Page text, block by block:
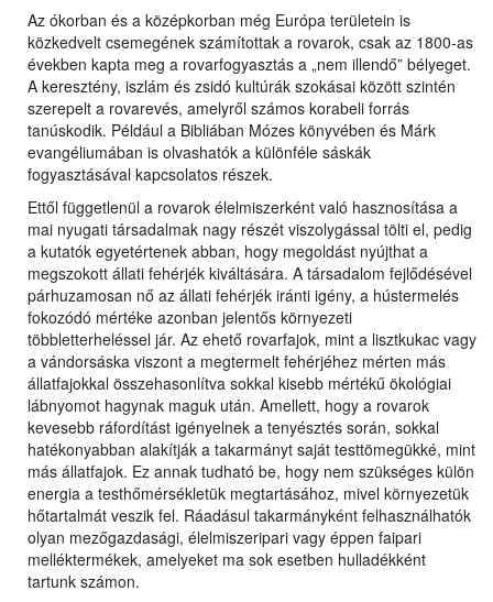
Az ókorban és a középkorban még Európa területein is
közkedvelt csemegének számítottak a rovarok, csak az 1800-as
években kapta meg a rovarfogyasztás a „nem illendő” bélyeget.
A keresztény, iszlám és zsidó kultúrák szokásai között szintén
szerepelt a rovarevés, amelyről számos korabeli forrás
tanúskodik. Például a Bibliában Mózes könyvében és Márk
evangéliumában is olvashatók a különféle sáskák
fogyasztásával kapcsolatos részek.
Ettől függetlenül a rovarok élelmiszerként való hasznosítása a
mai nyugati társadalmak nagy részét viszolygással tölti el, pedig
a kutatók egyetértenek abban, hogy megoldást nyújthat a
megszokott állati fehérjék kiváltására. A társadalom fejlődésével
párhuzamosan nő az állati fehérjék iránti igény, a hústermelés
fokozódó mértéke azonban jelentős környezeti
többletterheléssel jár. Az ehető rovarfajok, mint a lisztkukac vagy
a vándorsáska viszont a megtermelt fehérjéhez mérten más
állatfajokkal összehasonlítva sokkal kisebb mértékű ökológiai
lábnyomot hagynak maguk után. Amellett, hogy a rovarok
kevesebb ráfordítást igényelnek a tenyésztés során, sokkal
hatékonyabban alakítják a takarmányt saját testtömegükké, mint
más állatfajok. Ez annak tudható be, hogy nem szükséges külön
energia a testhőmérsékletük megtartásához, mivel környezetük
hőtartalmát veszik fel. Ráadásul takarmányként felhasználhatók
olyan mezőgazdasági, élelmiszeripari vagy éppen faipari
melléktermékek, amelyeket ma sok esetben hulladékként
tartunk számon.